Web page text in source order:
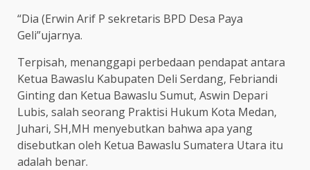
“Dia (Erwin Arif P sekretaris BPD Desa Paya
Geli”ujarnya.
Terpisah, menanggapi perbedaan pendapat antara
Ketua Bawaslu Kabupaten Deli Serdang, Febriandi
Ginting dan Ketua Bawaslu Sumut, Aswin Depari
Lubis, salah seorang Praktisi Hukum Kota Medan,
Juhari, SH,MH menyebutkan bahwa apa yang
disebutkan oleh Ketua Bawaslu Sumatera Utara itu
adalah benar.